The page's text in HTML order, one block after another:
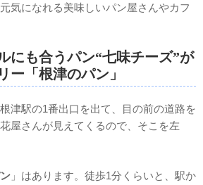
気になれる美味しいパン屋さんやカフ
にも合うパン“七味チーズ”が
ー「根津のパン」
津駅の1番出口を出て、目の前の道路を
屋さんが見えてくるので、そこを左
」はあります。徒歩1分くらいと、駅か